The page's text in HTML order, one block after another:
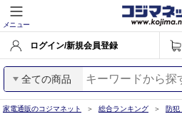
メニュー
ログイン/新規会員登録
全ての商品
家電通販のコジマネット 総合ランキング 防犯